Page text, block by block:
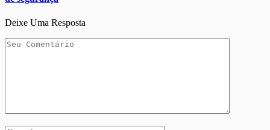
Deixe Uma Resposta